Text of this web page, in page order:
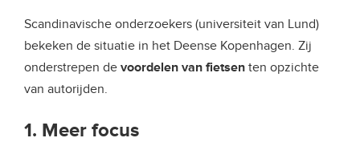
Scandinavische onderzoekers (universiteit van Lund)
bekeken de situatie in het Deense Kopenhagen. Zij
onderstrepen de voordelen van fietsen ten opzichte
van autorijden.
1. Meer focus